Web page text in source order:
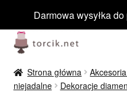
Darmowa wysyłka
Przejdź
do
nawigacji
Przejdź
do
treści
Jadalne
Strona główna
niejadalne
Dekoracje